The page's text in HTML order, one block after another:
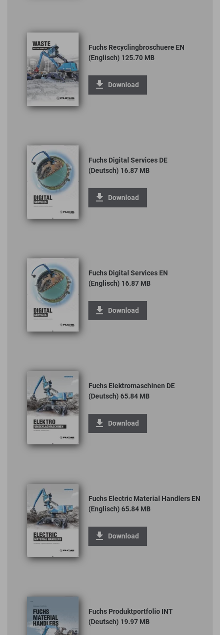
Fuchs Recyclingbroschuere EN
(Englisch) 125.70 MB
Download
Fuchs Digital Services DE
(Deutsch) 16.87 MB
Download
Fuchs Digital Services EN
(Englisch) 16.87 MB
Download
Fuchs Elektromaschinen DE
(Deutsch) 65.84 MB
Download
Fuchs Electric Material Handlers EN
(Englisch) 65.84 MB
Download
Fuchs Produktportfolio INT
(Deutsch) 19.97 MB